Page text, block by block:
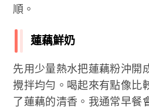
順。
蓮藕鮮奶
先用少量熱水把蓮藕粉沖開
攪拌均勻。喝起來有點像比
了蓮藕的清香。我通常早餐